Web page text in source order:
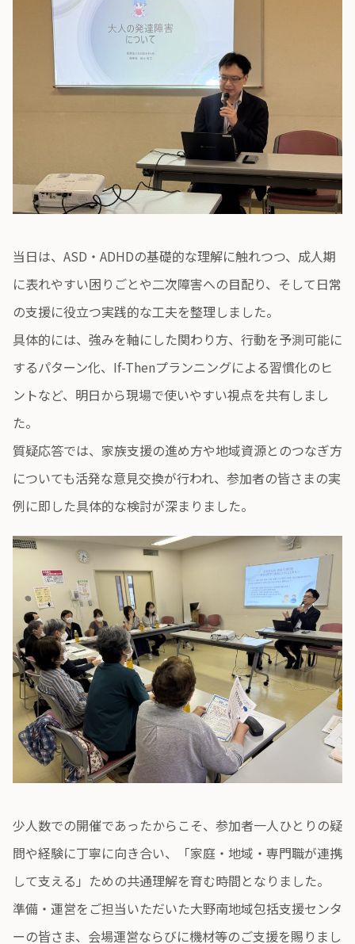
当日は、ASD・ADHDの基礎的な理解に触れつつ、成人期
に表れやすい困りごとや二次障害への目配り、そして日常
の支援に役立つ実践的な工夫を整理しました。
具体的には、強みを軸にした関わり方、行動を予測可能に
するパターン化、If-Thenプランニングによる習慣化のヒ
ントなど、明日から現場で使いやすい視点を共有しまし
た。
質疑応答では、家族支援の進め方や地域資源とのつなぎ方
についても活発な意見交換が行われ、参加者の皆さまの実
例に即した具体的な検討が深まりました。
少人数での開催であったからこそ、参加者一人ひとりの疑
問や経験に丁寧に向き合い、「家庭・地域・専門職が連携
して支える」ための共通理解を育む時間となりました。
準備・運営をご担当いただいた大野南地域包括支援センタ
ーの皆さま、会場運営ならびに機材等のご支援を賜りまし